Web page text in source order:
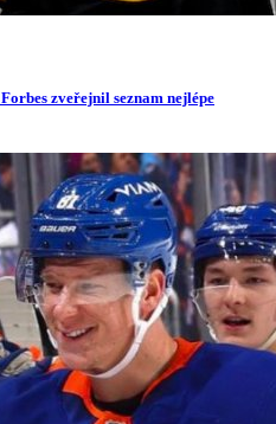
zveřejnil seznam nejlépe